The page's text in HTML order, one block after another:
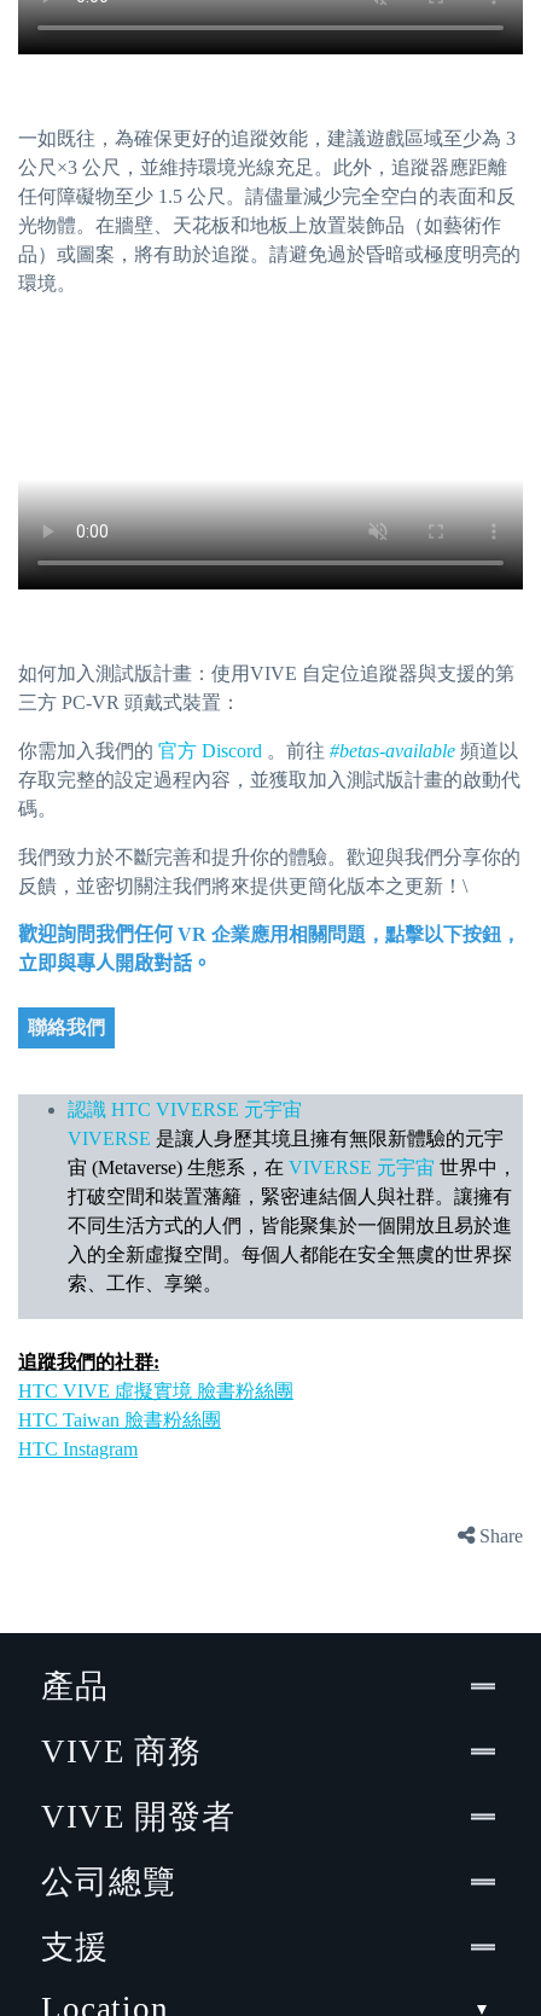
一如既往，為確保更好的追蹤效能，建議遊戲區域至少為 3
公尺×3 公尺，並維持環境光線充足。此外，追蹤器應距離
任何障礙物至少 1.5 公尺。請儘量減少完全空白的表面和反
光物體。在牆壁、天花板和地板上放置裝飾品（如藝術作
品）或圖案，將有助於追蹤。請避免過於昏暗或極度明亮的
環境。
如何加入測試版計畫：使用VIVE 自定位追蹤器與支援的第
三方 PC-VR 頭戴式裝置：
你需加入我們的 官方 Discord 。前往 #betas-available 頻道以
存取完整的設定過程內容，並獲取加入測試版計畫的啟動代
碼。
我們致力於不斷完善和提升你的體驗。歡迎與我們分享你的
反饋，並密切關注我們將來提供更簡化版本之更新！\
歡迎詢問我們任何 VR 企業應用相關問題，點擊以下按鈕，
立即與專人開啟對話。
聯絡我們
認識 HTC VIVERSE 元宇宙
VIVERSE 是讓人身歷其境且擁有無限新體驗的元宇
宙 (Metaverse) 生態系，在 VIVERSE 元宇宙 世界中，
打破空間和裝置藩籬，緊密連結個人與社群。讓擁有
不同生活方式的人們，皆能聚集於一個開放且易於進
入的全新虛擬空間。每個人都能在安全無虞的世界探
索、工作、享樂。
追蹤我們的社群:
HTC VIVE 虛擬實境 臉書粉絲團
HTC Taiwan 臉書粉絲團
HTC Instagram
Share
產品
VIVE 商務
VIVE 開發者
公司總覽
支援